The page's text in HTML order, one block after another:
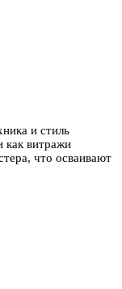
и стиль
как витражи
что осваивают